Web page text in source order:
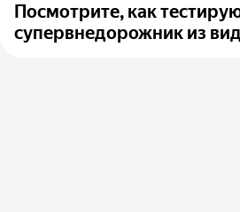
Посмотрите, как
супервнедорожник из